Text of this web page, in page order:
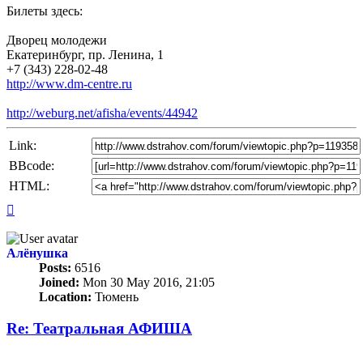
Билеты здесь:
Дворец молодежи
Екатеринбург, пр. Ленина, 1
+7 (343) 228-02-48
http://www.dm-centre.ru
http://weburg.net/afisha/events/44942
Link:
BBcode:
HTML:
Алёнушка
Posts: 6516
Joined: Mon 30 May 2016, 21:05
Location: Тюмень
Re: Театральная АФИША